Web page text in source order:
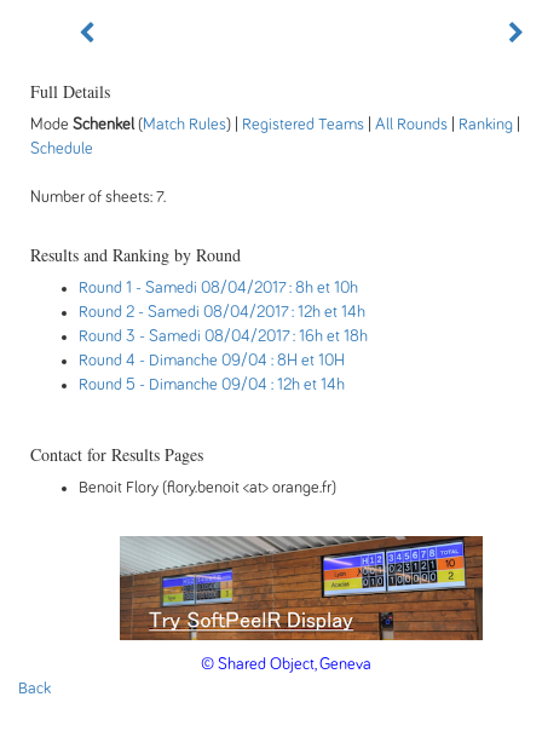
Full Details
Mode Schenkel(Match Rules) | Registered Teams All Rounds Ranking
Schedule
Number of sheets: 7.
Results and Ranking by Round
Round 1 - Samedi 08/04/2017 : 8h et 10h
Round 2 - Samedi 08/04/2017 : 12h et 14h
Round 3 - Samedi 08/04/2017 : 16h et 18h
Round 4 - Dimanche 09/04 : 8H et 10H
Round 5 - Dimanche 09/04 : 12h et 14h
Contact for Results Pages
Benoit Flory (flory.benoit <at> orange.fr)
© Shared Object, Geneva
Back